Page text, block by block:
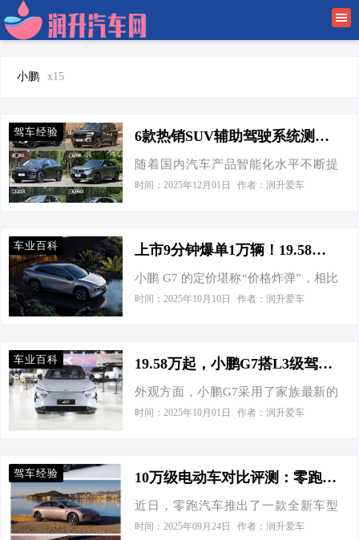
首页
润升新闻
驾车经验
车业百科
小鹏 x15
驾车经验 6款热销SUV辅助驾驶系统测试横评（4）
随着国内汽车产品智能化水平不断提
升，与辅助驾驶有关的技术得到了快
统。不仅可以有效缓解驾驶员在拥堵
的城市道路或高速公路长途驾驶时的
疲劳感，让驾驶变得更加轻松，而且
还能在驾驶员注意力不集中或操作失
品牌、不同价位的车型，其所配备的
现是否相同？为此，车质网每期将选
取6款具备L2级辅助驾驶系统的在售热
场景，还原真实使用体验。 一、测试
时间：2025年12月01日 作者：润升爱车
车业百科 上市9分钟爆单1万辆！19.58万起的小鹏G7，怎么选？
小鹏 G7 的定价堪称“价格炸弹”，相比
特斯拉Model Y要便宜6万多，甚至比
至标配了激光雷达和800V高压平台，
以更低的价格为消费者提供了更丰富
的配置，是真的把“性价比”三个字给玩
明白了! 作为一台中型纯电SUV，小鹏
距2890mm，后排空间非常充裕，身高
每位家人都感到舒展的移动空间。另
外，小鹏 G7 还搭载了同级最大819L
时间：2025年10月10日 作者：润升爱车
车业百科 19.58万起，小鹏G7搭L3级驾驶辅助+追光全景抬显
外观方面，小鹏G7采用了家族最新的
设计语言，它的前脸是配备了封闭式
的造型，远近光灯组两侧是连着细长
的导流槽。它的下包围采用的是贯穿
式的梯形设计，并且是经过了熏黑处
理，提升车子的运动感。 小鹏G7的定
时间：2025年10月01日 作者：润升爱车
驾车经验 10万级电动车对比评测：零跑B01、小鹏M03、秦L EV
近日，零跑汽车推出了一款全新车型
B01，现已开启预售，价格区间为
时间：2025年09月24日 作者：润升爱车